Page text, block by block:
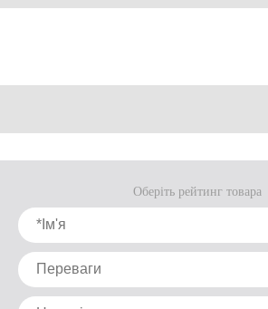
Оберіть рейтинг товара